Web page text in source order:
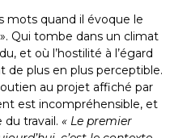
mots quand il évoque le
Qui tombe dans un climat
et où l’hostilité à l’égard
de plus en plus perceptible.
au projet affiché par
est incompréhensible, et
travail. « Le premier